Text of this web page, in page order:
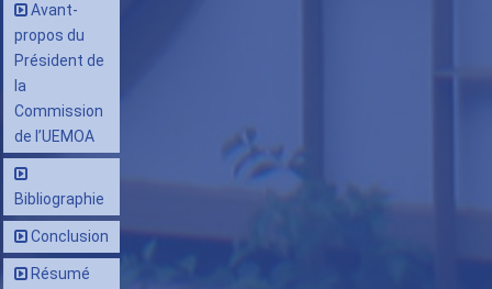
Avant-
propos du
Président de
la
Commission
de l’UEMOA
Bibliographie
Conclusion
Résumé